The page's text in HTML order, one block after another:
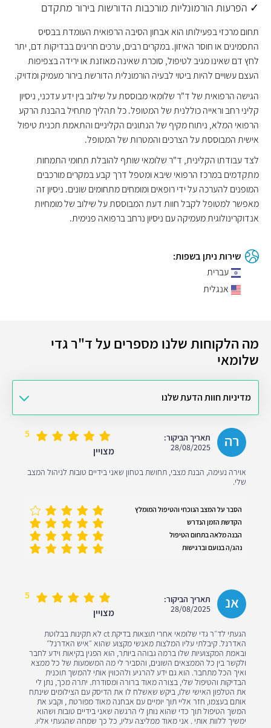
✓ הפרעות הורמונליות מורכבות הדורשות בירור מתקדם
תחום מרכזי בפעילותו הוא אבחון הסיבה הרפואית העומדת בבסיס
התסמינים או חוסר האיזון. במקרים רבים, ערכים חריגים בבדיקות דם, יתר
לחץ דם שאינו מגיב לטיפול, סוכרת שאינה מאוזנת או ירידה בצפיפות
העצם עשויים להיות ביטוי לבעיה הורמונלית הדורשת בירור מעמיק ומדויק.
הגישה הרפואית של ד"ר שלומאי מבוססת על שילוב בין ידע עדכני, ניסיון
קליני רחב וראייה כוללנית של המטופל. כל תהליך מתחיל בהבנת הרקע
הרפואי המלא, ניתוח מקיף של הנתונים הקליניים והתאמת תכנית טיפול
אישית המבוססת על הצרכים והמטרות של המטופל.
לצד עבודתו הקלינית, ד"ר שלומאי שותף להובלת תחומי התמחות
מתקדמים במרכז הרפואי שיבא ומטפל דרך קבע במקרים מורכבים
המופנים להערכה על ידי רופאים ומומחים מתחומים שונים. ניסיון זה
מאפשר למטופל לקבל חוות דעת המבוססת על שילוב של מומחיות
אנדוקרינולוגית מעמיקה עם ניסיון נרחב ברפואה פנימית.
שירות ניתן בשפות:
עברית
אנגלית
מה הלקוחות שלנו מספרים על ד"ר גדי
שלומאי
רה
תאריך הביקור:
28/08/2025
5
מצויין
אוירה נעימה, הבנת מצבי, תחושת בטחון שאני בידיים טובות לניהול המצב
שלי.
הסבר על המצב הנוכחי והטיפול המומלץ
הקדשת הזמן הנדרש
הבנה מלאה בתחום הטיפול
נהג/ה בנועם וברגישות
אנ
תאריך הביקור:
28/08/2025
5
מצויין
הגעתי לד״ר גדי שלומאי אחרי תוצאות בדיקת ct לא תקינות בבלוטת
האדרנל. קיבלתי עליו המלצות מאנשי מקצוע שהוא ״איש האדרנל״
ובאמת המקצועיות שלו ברמה גבוהה ביותר, הוא הפגין בקיאות וידע לחבר
ולקשר בין כל הממצאים השונים, והסביר לי מה המשמעות של כל ממצא
ואיך הכל מתחבר. הוא גם ידע להרגיע ולהכווין אותי להמשך תוכנית
הבדיקות והטיפול שלי, בצורה מאוד ברורה ומסודרת. יתרה מכך, נתן לי
את הטלפון האישי שלו, ביקש שאשלח לו את הדיסק עם הצילומים שינתח
אותם בעצמו, חזר אליי תוך יומיים עם אבחנה מאוד מפורטת , וקבע את
המשך הטיפול תוך כדי שהוא נותן לי הרגשה שאני בידיים טובות ושהוא
ימשיך ללוות אותי . אני מאוד ממליצה עליו, כל כך שמחה שהגעתי אליו.
מדיניות חוות הדעת שלנו